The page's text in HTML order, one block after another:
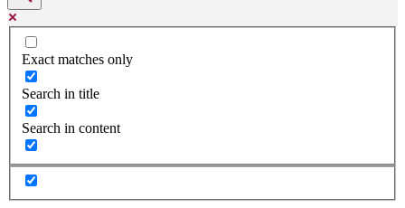
Exact matches only
Search in title
Search in content